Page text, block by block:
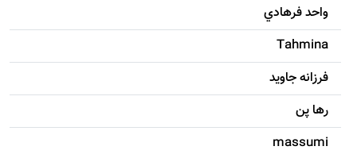
واحد فرهادي
Tahmina
فرزانه جاويد
رها پن
massumi